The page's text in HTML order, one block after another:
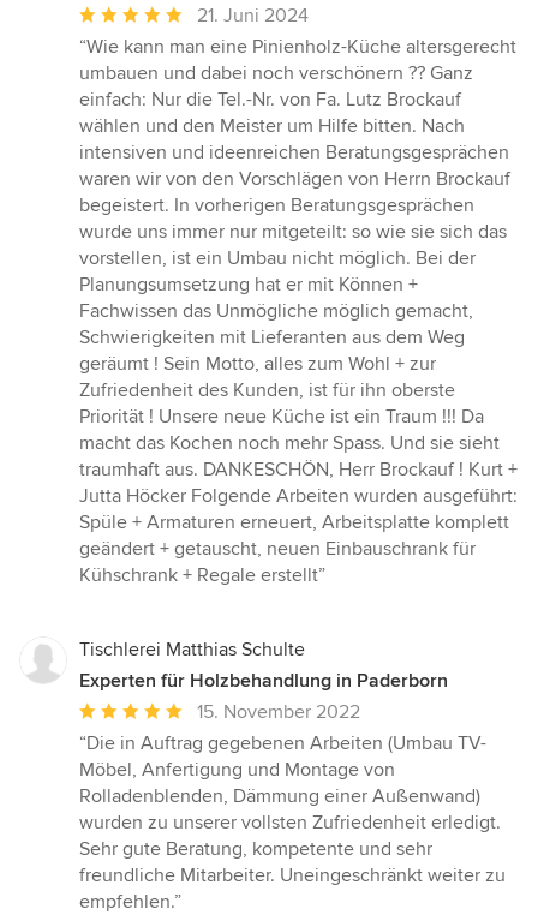
Durchschnittliche
Bewertung:
5
von
5
Sternen
21. Juni 2024
“Wie kann man eine Pinienholz-Küche altersgerecht
umbauen und dabei noch verschönern ?? Ganz
einfach: Nur die Tel.-Nr. von Fa. Lutz Brockauf
wählen und den Meister um Hilfe bitten. Nach
intensiven und ideenreichen Beratungsgesprächen
waren wir von den Vorschlägen von Herrn Brockauf
begeistert. In vorherigen Beratungsgesprächen
wurde uns immer nur mitgeteilt: so wie sie sich das
vorstellen, ist ein Umbau nicht möglich. Bei der
Planungsumsetzung hat er mit Können +
Fachwissen das Unmögliche möglich gemacht,
Schwierigkeiten mit Lieferanten aus dem Weg
geräumt ! Sein Motto, alles zum Wohl + zur
Zufriedenheit des Kunden, ist für ihn oberste
Priorität ! Unsere neue Küche ist ein Traum !!! Da
macht das Kochen noch mehr Spass. Und sie sieht
traumhaft aus. DANKESCHÖN, Herr Brockauf ! Kurt +
Jutta Höcker Folgende Arbeiten wurden ausgeführt:
Spüle + Armaturen erneuert, Arbeitsplatte komplett
geändert + getauscht, neuen Einbauschrank für
Kühschrank + Regale erstellt”
Tischlerei Matthias Schulte
Experten für Holzbehandlung in Paderborn
Durchschnittliche
Bewertung:
5
von
5
Sternen
15. November 2022
“Die in Auftrag gegebenen Arbeiten (Umbau TV-
Möbel, Anfertigung und Montage von
Rolladenblenden, Dämmung einer Außenwand)
wurden zu unserer vollsten Zufriedenheit erledigt.
Sehr gute Beratung, kompetente und sehr
freundliche Mitarbeiter. Uneingeschränkt weiter zu
empfehlen.”